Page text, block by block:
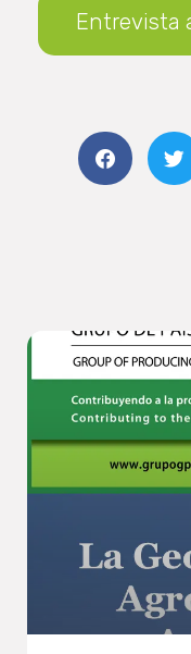
Entrevista